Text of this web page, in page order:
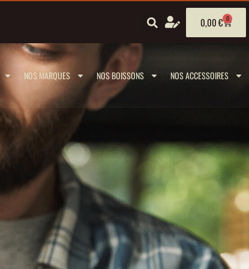
0,00€ 0
NOS MARQUES NOS BOISSONS NOS ACCESSOIRES